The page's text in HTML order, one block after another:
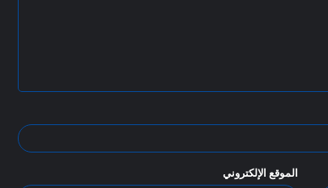
الموقع الإلكتروني